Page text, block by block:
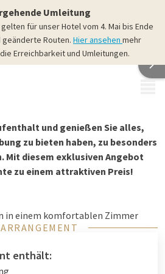
Umleitung
für unser Hotel vom 4. Mai bis Ende
Routen. Hier ansehen mehr
Erreichbarkeit und Umleitungen.
und genießen Sie alles,
zu bieten haben, zu besonders
Mit diesem exklusiven Angebot
zu einem attraktiven Preis!
in einem komfortablen Zimmer
jeden Morgen
Einrichtungen (Sauna, Fitness,
enthält: